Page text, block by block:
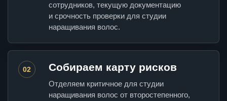
сотрудников, текущую документацию
и срочность проверки для студии
наращивания волос.
02 Собираем карту рисков
Отделяем критичное для студии
наращивания волос от второстепенного,